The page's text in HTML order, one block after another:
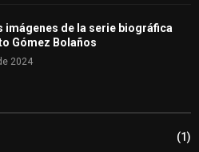
imágenes de la serie biográfica
Gómez Bolaños
2024
(1)